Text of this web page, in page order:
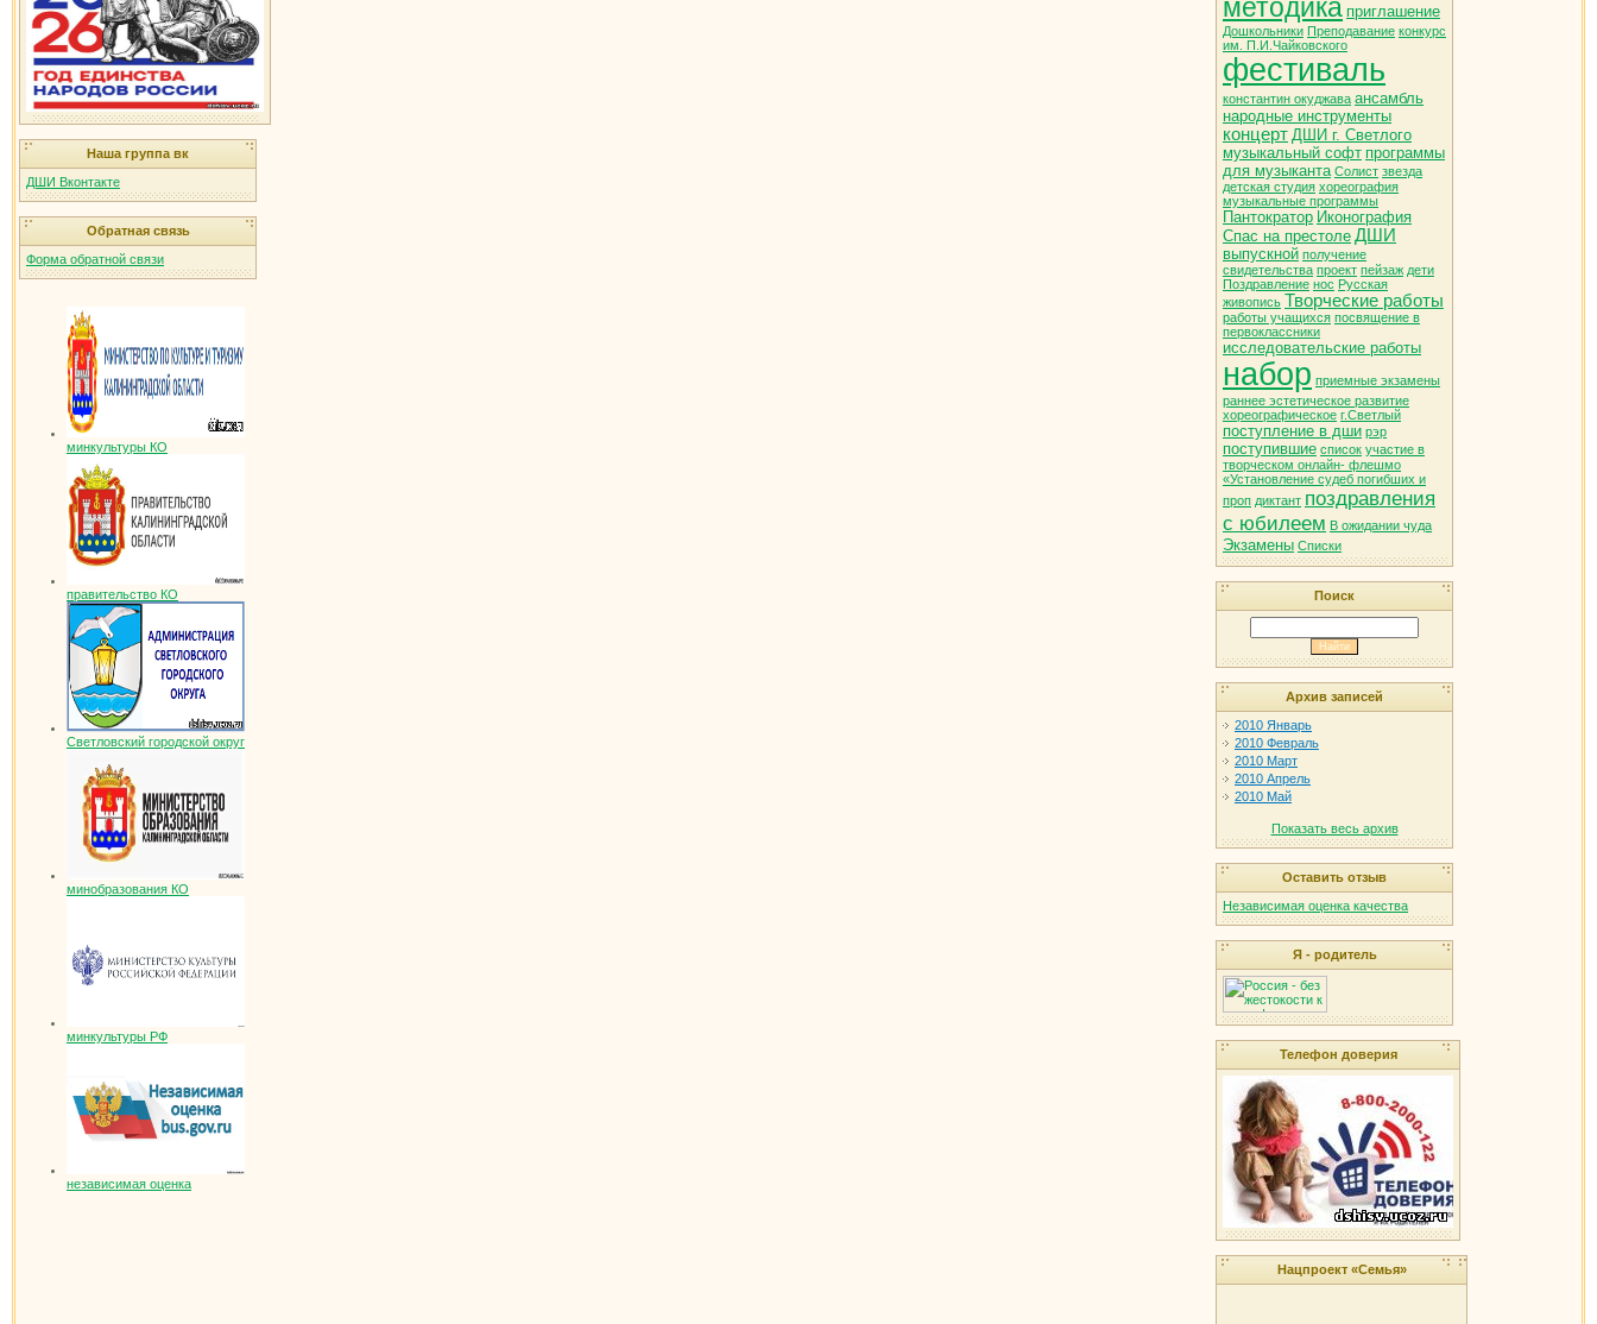
Наша группа вк
ДШИ Вконтакте
Обратная связь
Форма обратной связи
минкультуры КО
правительство КО
Светловский городской округ
минобразования КО
минкультуры РФ
независимая оценка
методика приглашение
Дошкольники Преподавание конкурс
им. П.И.Чайковского
фестиваль
константин окуджава ансамбль
народные инструменты
концерт ДШИ г. Светлого
музыкальный софт программы
для музыканта Солист звезда
детская студия хореография
музыкальные программы
Пантократор Иконография
Спас на престоле ДШИ
выпускной получение
свидетельства проект пейзаж дети
Поздравление нос Русская
живопись Творческие работы
работы учащихся посвящение в
первоклассники
исследовательские работы
набор приемные экзамены
раннее эстетическое развитие
хореографическое г.Светлый
поступление в дши рэр
поступившие список участие в
творческом онлайн- флешмо
«Установление судеб погибших и
проп диктант поздравления
с юбилеем В ожидании чуда
Экзамены Списки
Поиск
Архив записей
2010 Январь
2010 Февраль
2010 Март
2010 Апрель
2010 Май
Показать весь архив
Оставить отзыв
Независимая оценка качества
Я - родитель
Телефон доверия
Нацпроект «Семья»